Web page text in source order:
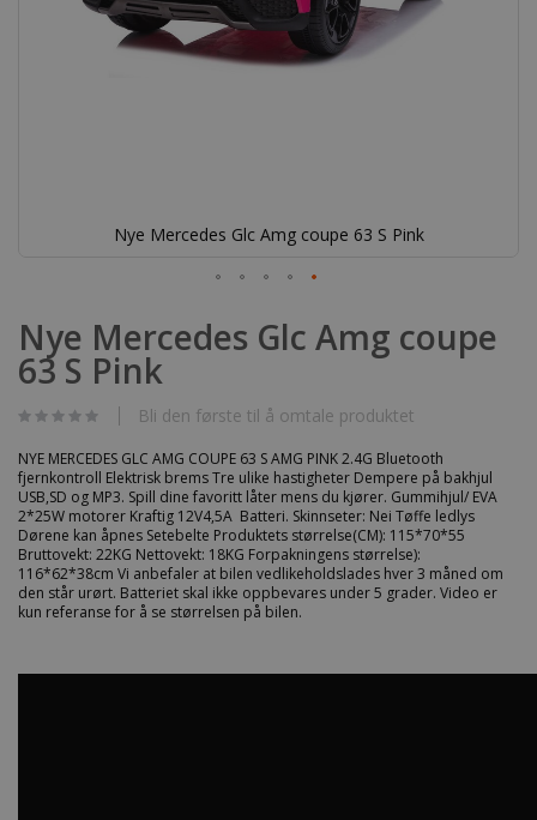
Nye Mercedes Glc Amg coupe 63 S Pink
til
begynnelsen
av
bildegalleri
Nye Mercedes Glc Amg coupe
63 S Pink
Bli den første til å omtale produktet
NYE MERCEDES GLC AMG COUPE 63 S AMG PINK 2.4G Bluetooth
fjernkontroll Elektrisk brems Tre ulike hastigheter Dempere på bakhjul
USB,SD og MP3. Spill dine favoritt låter mens du kjører. Gummihjul/ EVA
2*25W motorer Kraftig 12V4,5A Batteri. Skinnseter: Nei Tøffe ledlys
Dørene kan åpnes Setebelte Produktets størrelse(CM): 115*70*55
Bruttovekt: 22KG Nettovekt: 18KG Forpakningens størrelse):
116*62*38cm Vi anbefaler at bilen vedlikeholdslades hver 3 måned om
den står urørt. Batteriet skal ikke oppbevares under 5 grader. Video er
kun referanse for å se størrelsen på bilen.